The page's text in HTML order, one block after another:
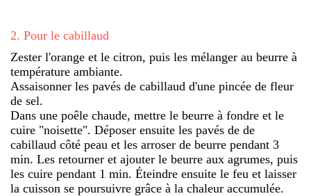
2. Pour le cabillaud
Zester l'orange et le citron, puis les mélanger au beurre à
température ambiante.
Assaisonner les pavés de cabillaud d'une pincée de fleur
de sel.
Dans une poêle chaude, mettre le beurre à fondre et le
cuire "noisette". Déposer ensuite les pavés de de
cabillaud côté peau et les arroser de beurre pendant 3
min. Les retourner et ajouter le beurre aux agrumes, puis
les cuire pendant 1 min. Éteindre ensuite le feu et laisser
la cuisson se poursuivre grâce à la chaleur accumulée.